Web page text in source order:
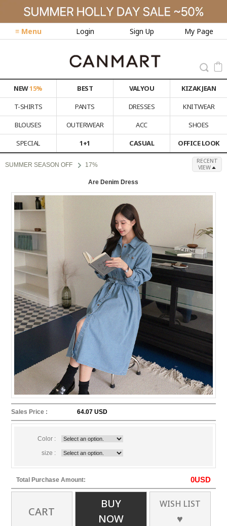
≡ Menu Login Sign Up My Page
NEW15% BEST VALYOU
KIZAK JEAN
T-SHIRTS
PANTS DRESSES
KNITWEAR
BLOUSES
OUTERWEAR ACC
SHOES
SPECIAL
1+1 CASUAL OFFICE LOOK
SUMMER SEASON OFF 17%
RECENT
VIEW
Are Denim Dress
Sales Price : 64.07 USD
Color :
size :
Total Purchase Amount: 0USD
CART
BUY
NOW
WISH LIST
♥